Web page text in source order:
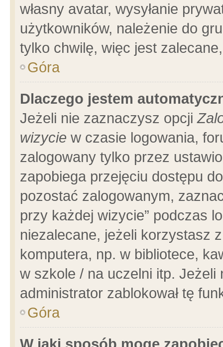
własny avatar, wysyłanie
użytkowników, należenie do
tylko chwilę, więc jest
Góra
Dlaczego jestem
Jeżeli nie zaznaczysz opcji
wizycie w czasie logowania,
zalogowany tylko przez
zapobiega przejęciu dostępu
pozostać zalogowanym,
przy każdej wizycie” podczas
niezalecane, jeżeli korzystasz
komputera, np. w bibliotece,
w szkole / na uczelni itp.
administrator zablokował tę
Góra